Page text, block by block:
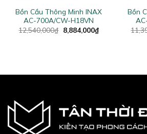
Bồn Cầu Thông Minh INAX
AC-700A/CW-H18VN
12,540,000₫ Original
price
8,884,000₫Current
price
Bồn